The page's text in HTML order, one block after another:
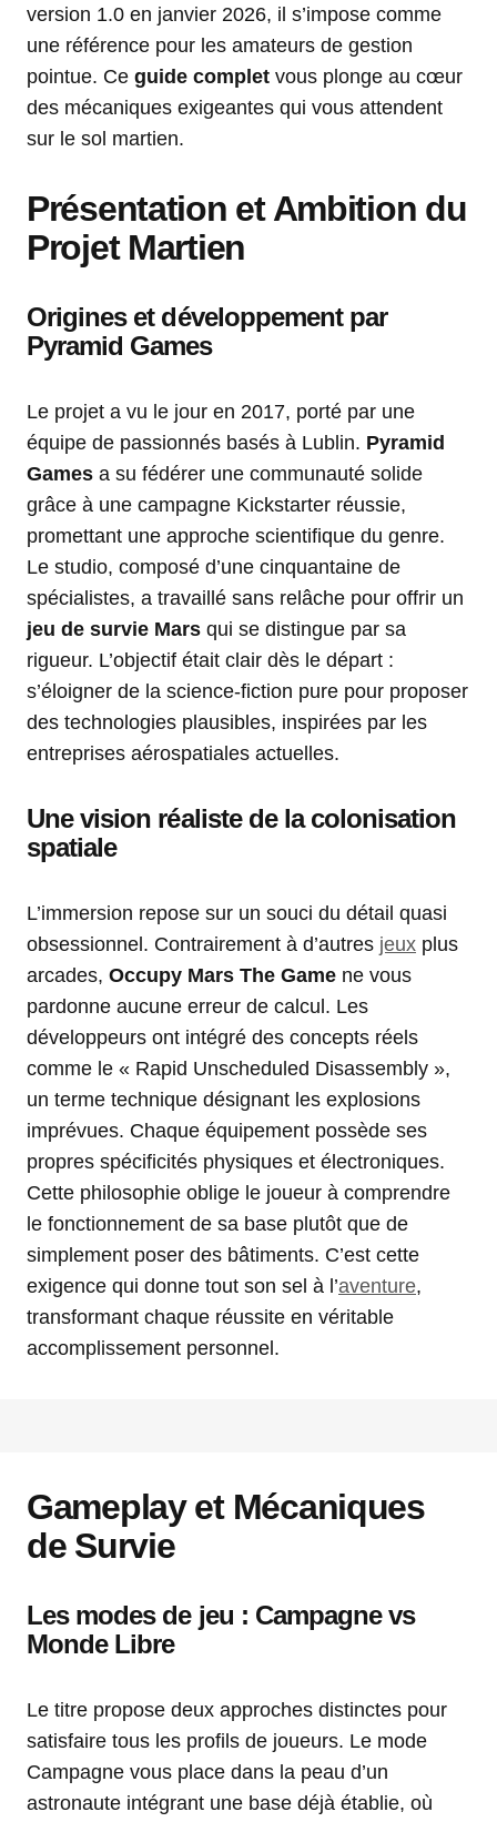
version 1.0 en janvier 2026, il s’impose comme
une référence pour les amateurs de gestion
pointue. Ce guide complet vous plonge au cœur
des mécaniques exigeantes qui vous attendent
sur le sol martien.
Présentation et Ambition du
Projet Martien
Origines et développement par
Pyramid Games
Le projet a vu le jour en 2017, porté par une
équipe de passionnés basés à Lublin. Pyramid
Games a su fédérer une communauté solide
grâce à une campagne Kickstarter réussie,
promettant une approche scientifique du genre.
Le studio, composé d’une cinquantaine de
spécialistes, a travaillé sans relâche pour offrir un
jeu de survie Mars qui se distingue par sa
rigueur. L’objectif était clair dès le départ :
s’éloigner de la science-fiction pure pour proposer
des technologies plausibles, inspirées par les
entreprises aérospatiales actuelles.
Une vision réaliste de la colonisation
spatiale
L’immersion repose sur un souci du détail quasi
obsessionnel. Contrairement à d’autres jeux plus
arcades, Occupy Mars The Game ne vous
pardonne aucune erreur de calcul. Les
développeurs ont intégré des concepts réels
comme le « Rapid Unscheduled Disassembly »,
un terme technique désignant les explosions
imprévues. Chaque équipement possède ses
propres spécificités physiques et électroniques.
Cette philosophie oblige le joueur à comprendre
le fonctionnement de sa base plutôt que de
simplement poser des bâtiments. C’est cette
exigence qui donne tout son sel à l’aventure,
transformant chaque réussite en véritable
accomplissement personnel.
Gameplay et Mécaniques
de Survie
Les modes de jeu : Campagne vs
Monde Libre
Le titre propose deux approches distinctes pour
satisfaire tous les profils de joueurs. Le mode
Campagne vous place dans la peau d’un
astronaute intégrant une base déjà établie, où